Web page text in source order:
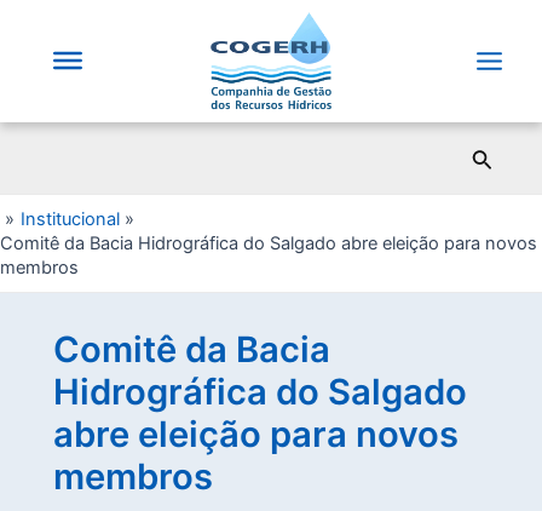
Institucional
Comitê da Bacia Hidrográfica do Salgado abre eleição para novos
membros
Comitê da Bacia
Hidrográfica do Salgado
abre eleição para novos
membros